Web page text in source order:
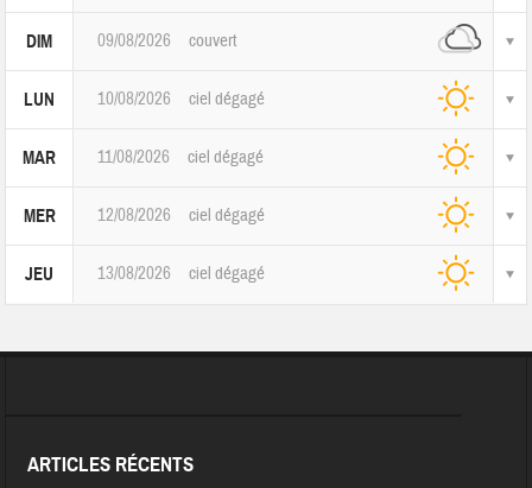
DIM 09/08/2026 couvert
LUN 10/08/2026 ciel dégagé
MAR 11/08/2026 ciel dégagé
MER 12/08/2026 ciel dégagé
JEU 13/08/2026 ciel dégagé
ARTICLES RÉCENTS